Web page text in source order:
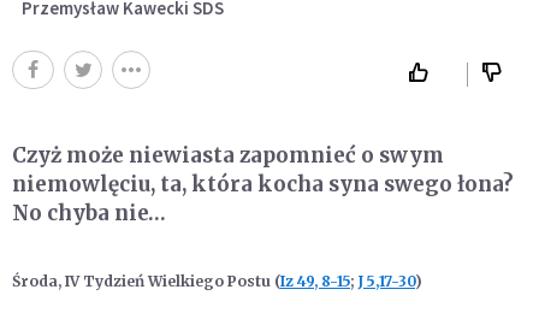
Przemysław Kawecki SDS
Czyż może niewiasta zapomnieć o swym
niemowlęciu, ta, która kocha syna swego łona?
No chyba nie…
Środa, IV Tydzień Wielkiego Postu (Iz 49, 8-15; J 5,17-30)